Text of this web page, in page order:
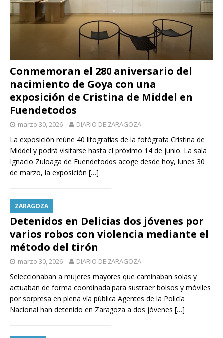
Conmemoran el 280 aniversario del
nacimiento de Goya con una
exposición de Cristina de Middel en
Fuendetodos
marzo 30, 2026 DIARIO DE ZARAGOZA
La exposición reúne 40 litografías de la fotógrafa Cristina de
Middel y podrá visitarse hasta el próximo 14 de junio. La sala
Ignacio Zuloaga de Fuendetodos acoge desde hoy, lunes 30
de marzo, la exposición […]
ZARAGOZA
Detenidos en Delicias dos jóvenes por
varios robos con violencia mediante el
método del tirón
marzo 30, 2026 DIARIO DE ZARAGOZA
Seleccionaban a mujeres mayores que caminaban solas y
actuaban de forma coordinada para sustraer bolsos y móviles
por sorpresa en plena vía pública Agentes de la Policía
Nacional han detenido en Zaragoza a dos jóvenes […]